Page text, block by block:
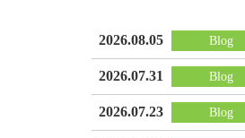
2026.08.05 Blog
2026.07.31 Blog
2026.07.23 Blog